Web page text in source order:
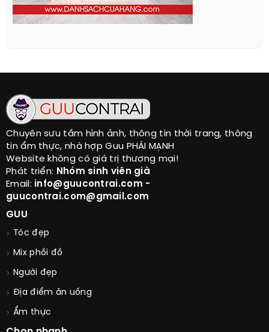
Chuyên sưu tầm hình ảnh, thông tin thời trang, thông
tin ẩm thực, nhà hợp Guu PHÁI MẠNH
Website không có giá trị thương mại!
Phát triển: Nhóm sinh viên già
Email: info@guucontrai.com -
guucontrai.com@gmail.com
GUU
Tóc đẹp
Mix phối đồ
Người đẹp
Địa điểm ăn uống
Ẩm thực